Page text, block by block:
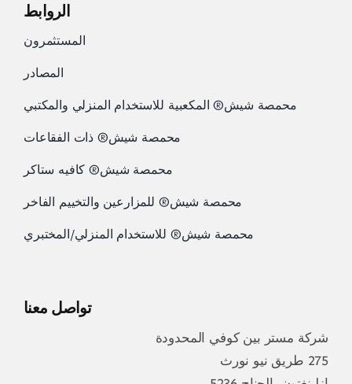
الروابط
المستثمرون
المصادر
محمصة شيش® المكعبية للاستخدام المنزلي والمكتبي
محمصة شيش® ذات الفقاعات
محمصة شيش® كافيه ستاكر
محمصة شيش® للمزارعين والتخييم الفاخر
محمصة شيش® للاستخدام المنزلي/المختبري
تواصل معنا
شركة مستر بين كوفي المحدودة
275 طريق نيو نورث